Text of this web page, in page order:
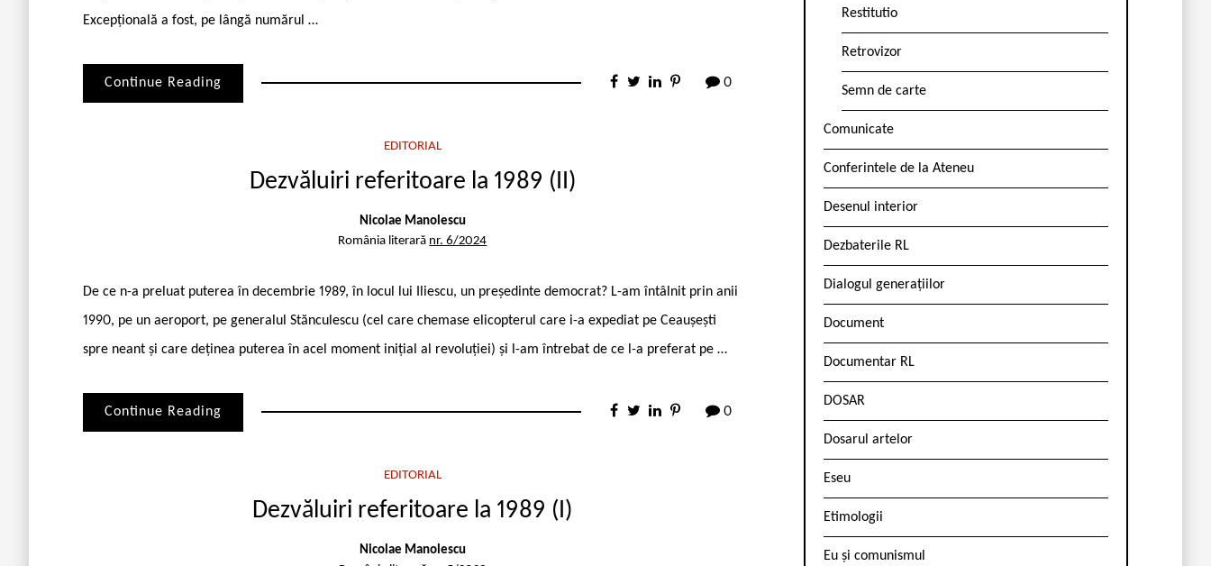
Excepțională a fost, pe lângă numărul …
Continue Reading 0
EDITORIAL
Dezvăluiri referitoare la 1989 (II)
Nicolae Manolescu
România literară nr. 6/2024
De ce n-a preluat puterea în de­cembrie 1989, în locul lui Iliescu, un președinte democrat? L-am întâlnit prin anii
1990, pe un aeroport, pe generalul Stăncu­lescu (cel care chemase elicop­terul care i-a expediat pe Ceaușești
spre neant și care deținea puterea în acel moment inițial al revoluției) și l-am întrebat de ce l-a preferat pe …
Continue Reading 0
EDITORIAL
Dezvăluiri referitoare la 1989 (I)
Nicolae Manolescu
Restitutio
Retrovizor
Semn de carte
Comunicate
Conferintele de la Ateneu
Desenul interior
Dezbaterile RL
Dialogul generațiilor
Document
Documentar RL
DOSAR
Dosarul artelor
Eseu
Etimologii
Eu și comunismul